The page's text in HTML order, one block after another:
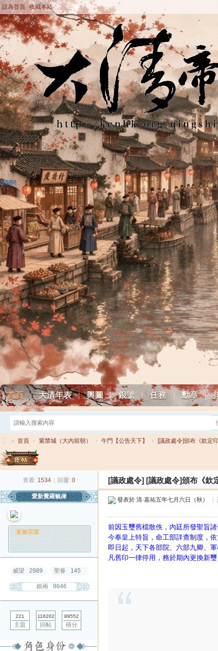
設為首頁 收藏本站
首頁 大清年表 輿圖 銀號 任務 勳章
大
清
國
» 首頁 › 紫禁城（大內前朝） › 午門【公告天下】 › [議政處令]頒布《欽定
發帖
查看: 1534 回覆: 0 [議政處令] [議政處令]頒布《欽
愛新覺羅毓嵂
皇族宗室
威望 2989 聖眷 145
銀兩 8646
221
主題
116202
回帖
89552
積分
發表於 清·嘉祐五年七月六日（秋）
前因玉璽舊檔散佚，內廷所發聖旨
今奉皇上特旨，命工部詳查制度，
即日起，天下各部院、六部九卿、
凡舊印一律停用，務於期內更換新